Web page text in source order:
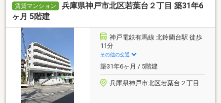
賃貸マンション
兵庫県神戸市北区若葉台２丁目 築31年6
ヶ月 5階建
神戸電鉄有馬線 北鈴蘭台駅 徒歩
11分
その他の交通
築31年6ヶ月 / 5階建
兵庫県神戸市北区若葉台２丁目